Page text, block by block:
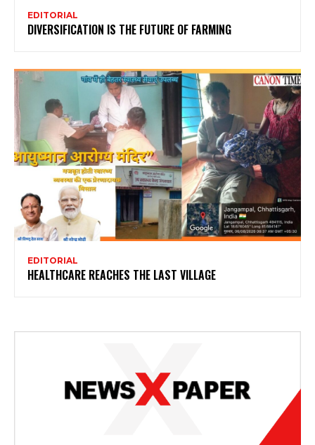
EDITORIAL
DIVERSIFICATION IS THE FUTURE OF FARMING
EDITORIAL
HEALTHCARE REACHES THE LAST VILLAGE